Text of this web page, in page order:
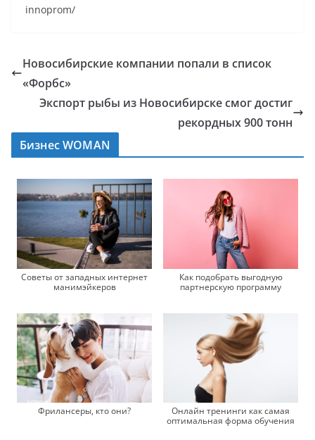
innoprom/
Новосибирские компании попали в список
«Форбс»
Экспорт рыбы из Новосибирске смог достиг
рекордных 900 тонн
Бизнес WOMAN
Советы от западных интернет
манимэйкеров
Как подобрать выгодную
партнерскую программу
Фрилансеры, кто они?
Онлайн тренинги как самая
оптимальная форма обучения